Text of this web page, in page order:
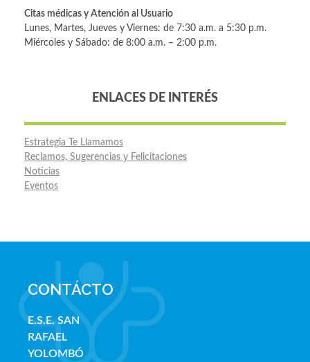
Citas médicas y Atención al Usuario
Lunes, Martes, Jueves y Viernes: de 7:30 a.m. a 5:30 p.m.
Miércoles y Sábado: de 8:00 a.m. – 2:00 p.m.
ENLACES DE INTERÉS
Estrategia Te Llamamos
Reclamos, Sugerencias y Felicitaciones
Noticias
Eventos
CONTÁCTO
E.S.E. SAN
RAFAEL
YOLOMBÓ